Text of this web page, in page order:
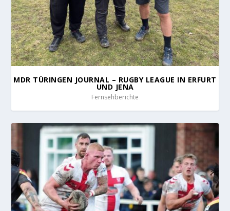
MDR TÜRINGEN JOURNAL – RUGBY LEAGUE IN ERFURT
UND JENA
Fernsehberichte